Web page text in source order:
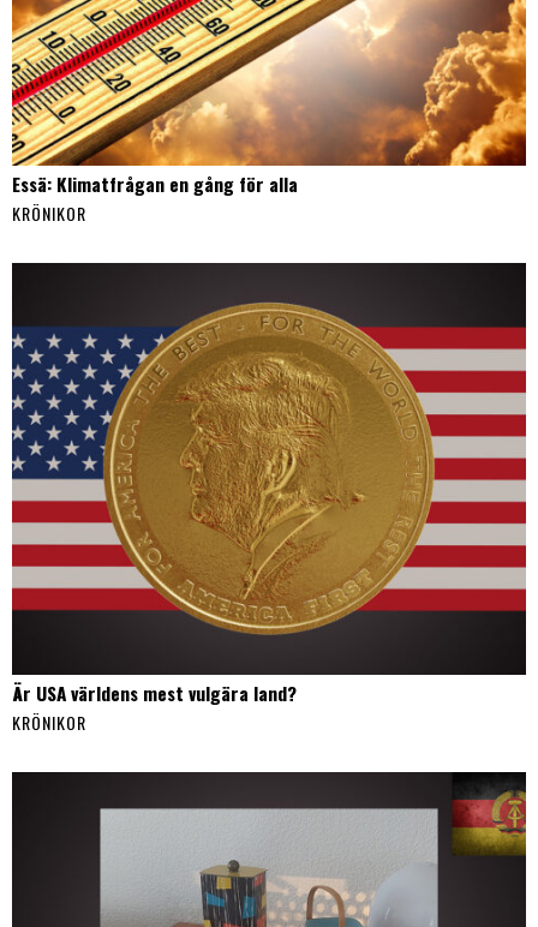
Essä: Klimatfrågan en gång för alla
KRÖNIKOR
Är USA världens mest vulgära land?
KRÖNIKOR